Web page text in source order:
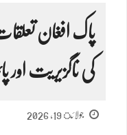
پاک افغان
کی ناگزیریت اور
جولائ 19, 2026